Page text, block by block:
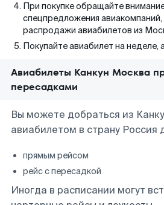
При покупке обращайте
спецпредложения авиакомпаний,
распродажи авиабилетов из
Покупайте авиабилет на неделе,
Авиабилеты Канкун Москва
пересадками
Вы можете добраться из
авиабилетом в страну Россия
прямым рейсом
рейс с пересадкой
Иногда в расписании могут